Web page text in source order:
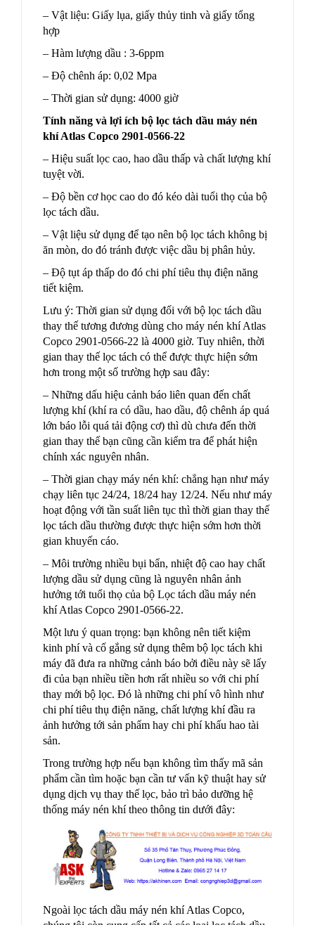
– Vật liệu: Giấy lụa, giấy thủy tinh và giấy tổng
hợp
– Hàm lượng dầu : 3-6ppm
– Độ chênh áp: 0,02 Mpa
– Thời gian sử dụng: 4000 giờ
Tính năng và lợi ích bộ lọc tách dầu máy nén
khí Atlas Copco 2901-0566-22
– Hiệu suất lọc cao, hao dầu thấp và chất lượng khí
tuyệt vời.
– Độ bền cơ học cao do đó kéo dài tuổi thọ của bộ
lọc tách dầu.
– Vật liệu sử dụng để tạo nên bộ lọc tách không bị
ăn mòn, do đó tránh được việc dầu bị phân hủy.
– Độ tụt áp thấp do đó chi phí tiêu thụ điện năng
tiết kiệm.
Lưu ý: Thời gian sử dụng đối với bộ lọc tách dầu
thay thế tương đương dùng cho máy nén khí Atlas
Copco 2901-0566-22 là 4000 giờ. Tuy nhiên, thời
gian thay thế lọc tách có thể được thực hiện sớm
hơn trong một số trường hợp sau đây:
– Những dấu hiệu cảnh báo liên quan đến chất
lượng khí (khí ra có dầu, hao dầu, độ chênh áp quá
lớn báo lỗi quá tải động cơ) thì dù chưa đến thời
gian thay thế bạn cũng cần kiểm tra để phát hiện
chính xác nguyên nhân.
– Thời gian chạy máy nén khí: chẳng hạn như máy
chạy liên tục 24/24, 18/24 hay 12/24. Nếu như máy
hoạt động với tần suất liên tục thì thời gian thay thế
lọc tách dầu thường được thực hiện sớm hơn thời
gian khuyến cáo.
– Môi trường nhiều bụi bẩn, nhiệt độ cao hay chất
lượng dầu sử dụng cũng là nguyên nhân ảnh
hưởng tới tuổi thọ của bộ Lọc tách dầu máy nén
khí Atlas Copco 2901-0566-22.
Một lưu ý quan trọng: bạn không nên tiết kiệm
kinh phí và cố gắng sử dụng thêm bộ lọc tách khi
máy đã đưa ra những cảnh báo bởi điều này sẽ lấy
đi của bạn nhiều tiền hơn rất nhiều so với chi phí
thay mới bộ lọc. Đó là những chi phí vô hình như
chi phí tiêu thụ điện năng, chất lượng khí đầu ra
ảnh hưởng tới sản phẩm hay chi phí khấu hao tài
sản.
Trong trường hợp nếu bạn không tìm thấy mã sản
phẩm cần tìm hoặc bạn cần tư vấn kỹ thuật hay sử
dụng dịch vụ thay thế lọc, bảo trì bảo dưỡng hệ
thống máy nén khí theo thông tin dưới đây:
Ngoài lọc tách dầu máy nén khí Atlas Copco,